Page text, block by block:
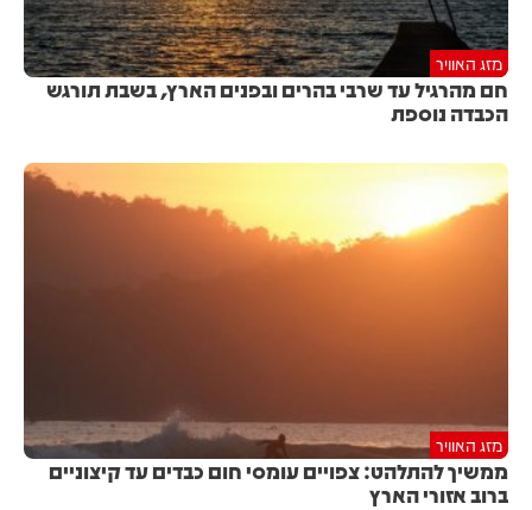
מזג האוויר
חם מהרגיל עד שרבי בהרים ובפנים הארץ, בשבת תורגש
הכבדה נוספת
מזג האוויר
ממשיך להתלהט: צפויים עומסי חום כבדים עד קיצוניים
ברוב אזורי הארץ